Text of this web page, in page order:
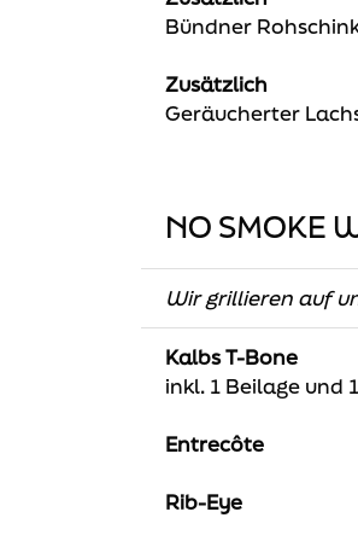
Bündner
Zusätzlich
Geräucherter
NO SMOKE
Wir grillieren auf
Kalbs T-Bone
inkl. 1 Beilage und
Entrecôte
Rib-Eye